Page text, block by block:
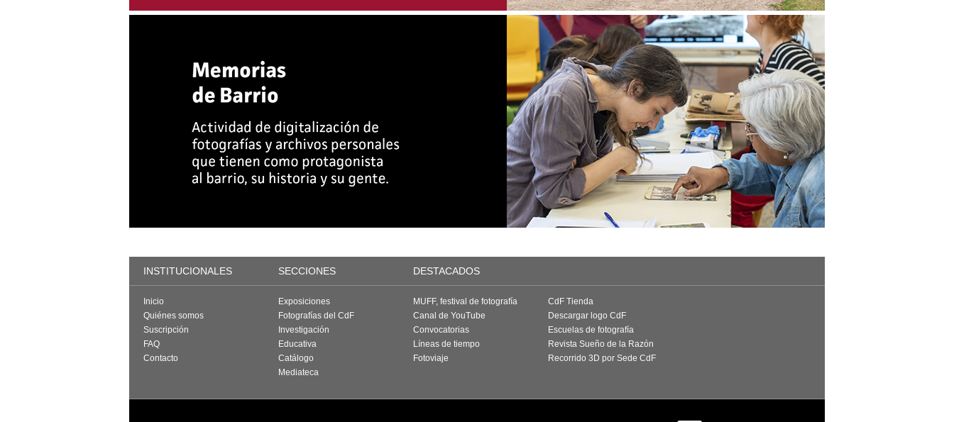
INSTITUCIONALES SECCIONES DESTACADOS
Inicio
Quiénes somos
Suscripción
FAQ
Contacto
Exposiciones
Fotografías del CdF
Investigación
Educativa
Catálogo
Mediateca
MUFF, festival de fotografía
Canal de YouTube
Convocatorias
Líneas de tiempo
Fotoviaje
CdF Tienda
Descargar logo CdF
Escuelas de fotografía
Revista Sueño de la Razón
Recorrido 3D por Sede CdF